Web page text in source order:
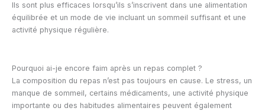
Ils sont plus efficaces lorsqu’ils s’inscrivent dans une alimentation
équilibrée et un mode de vie incluant un sommeil suffisant et une
activité physique régulière.
Pourquoi ai-je encore faim après un repas complet ?
La composition du repas n’est pas toujours en cause. Le stress, un
manque de sommeil, certains médicaments, une activité physique
importante ou des habitudes alimentaires peuvent également